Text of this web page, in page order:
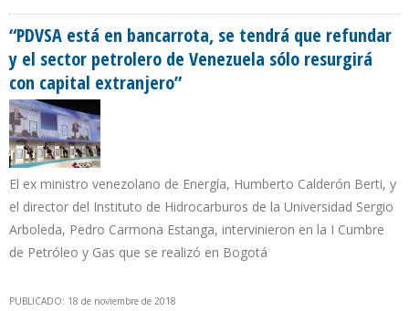
“PDVSA está en bancarrota, se tendrá que refundar
y el sector petrolero de Venezuela sólo resurgirá
con capital extranjero”
El ex ministro venezolano de Energía, Humberto Calderón Berti, y
el director del Instituto de Hidrocarburos de la Universidad Sergio
Arboleda, Pedro Carmona Estanga, intervinieron en la I Cumbre
de Petróleo y Gas que se realizó en Bogotá
PUBLICADO: 18 de noviembre de 2018